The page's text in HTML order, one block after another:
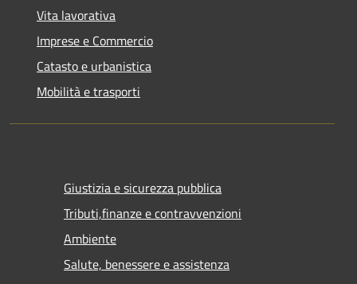
Vita lavorativa
Imprese e Commercio
Catasto e urbanistica
Mobilità e trasporti
Giustizia e sicurezza pubblica
Tributi,finanze e contravvenzioni
Ambiente
Salute, benessere e assistenza